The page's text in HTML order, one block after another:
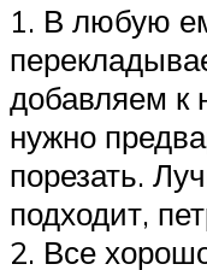
1. В любую
добавляем к
нужно
порезать.
подходит,
2. Все